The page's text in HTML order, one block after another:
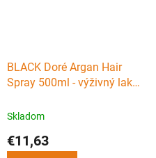
BLACK Doré Argan Hair
Spray 500ml - výživný lak
Skladom
€11,63